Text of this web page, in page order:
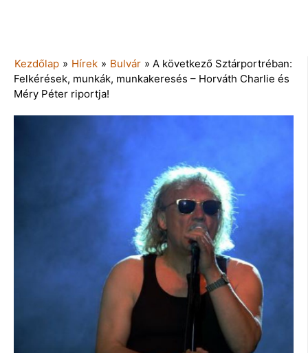
Kezdőlap » Hírek » Bulvár » A következő Sztárportréban:
Felkérések, munkák, munkakeresés – Horváth Charlie és
Méry Péter riportja!